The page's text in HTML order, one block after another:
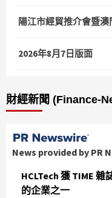
陽江市經貿推介會暨
2026年8月7日版面
財經新聞 (Finance-
News provided by PR
HCLTech 獲 TIME
的企業之一